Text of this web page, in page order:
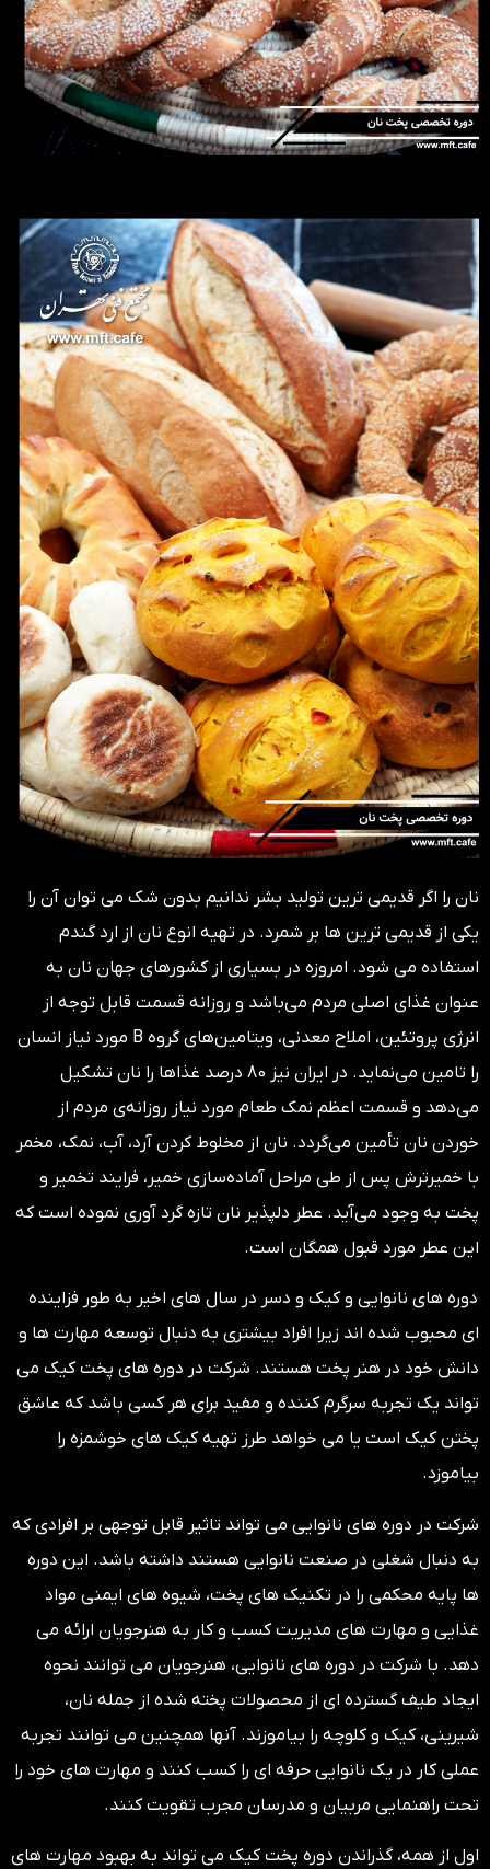
نان را اگر قدیمی ترین تولید بشر ندانیم بدون شک می توان آن را
یکی از قدیمی ترین ها بر شمرد. در تهیه انوع نان از ارد گندم
استفاده می شود. امروزه در بسیاری از کشورهای جهان نان به
عنوان غذای اصلی مردم می‌باشد و روزانه قسمت قابل توجه از
انرژی پروتئین، املاح معدنی، ویتامین‌های گروه B مورد نیاز انسان
را تامین می‌نماید. در ایران نیز 80 درصد غذاها را نان تشکیل
می‌دهد و قسمت اعظم نمک طعام مورد نیاز روزانه‌ی مردم از
خوردن نان تأمین می‌گردد. نان از مخلوط کردن آرد، آب، نمک، مخمر
با خمیرترش پس از طی مراحل آماده‌سازی خمیر، فرایند تخمیر و
پخت به وجود می‌آید. عطر دلپذیر نان تازه گرد آوری نموده است که
این عطر مورد قبول همگان است.
دوره های نانوایی و کیک و دسر در سال های اخیر به طور فزاینده
ای محبوب شده اند زیرا افراد بیشتری به دنبال توسعه مهارت ها و
دانش خود در هنر پخت هستند. شرکت در دوره های پخت کیک می
تواند یک تجربه سرگرم کننده و مفید برای هر کسی باشد که عاشق
پختن کیک است یا می خواهد طرز تهیه کیک های خوشمزه را
بیاموزد.
شرکت در دوره های نانوایی می تواند تاثیر قابل توجهی بر افرادی که
به دنبال شغلی در صنعت نانوایی هستند داشته باشد. این دوره
ها پایه محکمی را در تکنیک های پخت، شیوه های ایمنی مواد
غذایی و مهارت های مدیریت کسب و کار به هنرجویان ارائه می
دهد. با شرکت در دوره های نانوایی، هنرجویان می توانند نحوه
ایجاد طیف گسترده ای از محصولات پخته شده از جمله نان،
شیرینی، کیک و کلوچه را بیاموزند. آنها همچنین می توانند تجربه
عملی کار در یک نانوایی حرفه ای را کسب کنند و مهارت های خود را
تحت راهنمایی مربیان و مدرسان مجرب تقویت کنند.
اول از همه، گذراندن دوره پخت کیک می تواند به بهبود مهارت های